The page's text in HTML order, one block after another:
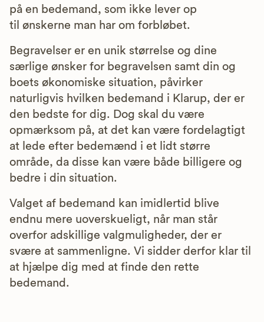
på en bedemand, som ikke lever op
til ønskerne man har om forbløbet.
Begravelser er en unik størrelse og dine
særlige ønsker for begravelsen samt din og
boets økonomiske situation, påvirker
naturligvis hvilken bedemand i Klarup, der er
den bedste for dig. Dog skal du være
opmærksom på, at det kan være fordelagtigt
at lede efter bedemænd i et lidt større
område, da disse kan være både billigere og
bedre i din situation.
Valget af bedemand kan imidlertid blive
endnu mere uoverskueligt, når man står
overfor adskillige valgmuligheder, der er
svære at sammenligne. Vi sidder derfor klar til
at hjælpe dig med at finde den rette
bedemand.